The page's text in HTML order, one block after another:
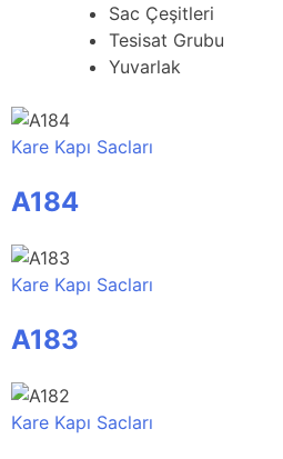
Sac Çeşitleri
Tesisat Grubu
Yuvarlak
Kare Kapı Sacları
A184
Kare Kapı Sacları
A183
Kare Kapı Sacları